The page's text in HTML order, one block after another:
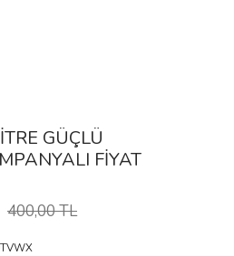
GÜÇLÜ
FİYAT
400,00 TL